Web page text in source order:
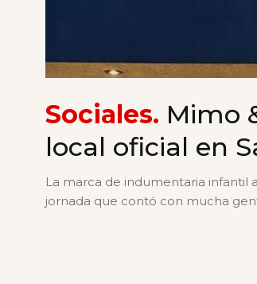
Sociales. Mimo
local oficial en
La marca de indumentaria infantil
jornada que contó con mucha